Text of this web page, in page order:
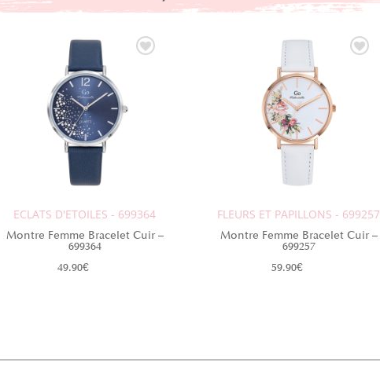
ECLATS D'ETOILES - 699364
Montre Femme Bracelet Cuir –
699364
49.90€
FLEURS ET PAPILLONS - 699257
Montre Femme Bracelet Cuir –
699257
59.90€